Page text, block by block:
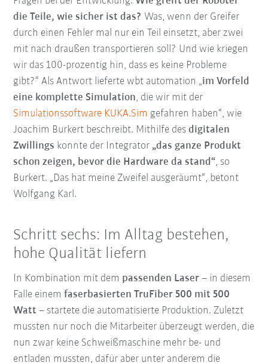
die Teile, wie sicher ist das? Was, wenn der Greifer
durch einen Fehler mal nur ein Teil einsetzt, aber zwei
mit nach draußen transportieren soll? Und wie kriegen
wir das 100-prozentig hin, dass es keine Probleme
gibt?“ Als Antwort lieferte wbt automation „im Vorfeld
eine komplette Simulation, die wir mit der
Simulationssoftware KUKA.Sim gefahren haben“, wie
Joachim Burkert beschreibt. Mithilfe desdigitalen
Zwillings konnte der Integrator „das ganze Produkt
schon zeigen, bevor die Hardware da stand“, so
Burkert. „Das hat meine Zweifel ausgeräumt“, betont
Wolfgang Karl.
Schritt sechs: Im Alltag bestehen,
hohe Qualität liefern
In Kombination mit dem passenden Laser – in diesem
Falle einemfaserbasierten TruFiber 500 mit 500
Watt – startete die automatisierte Produktion. Zuletzt
mussten nur noch die Mitarbeiter überzeugt werden, die
nun zwar keine Schweißmaschine mehr be- und
entladen mussten, dafür aber unter anderem die